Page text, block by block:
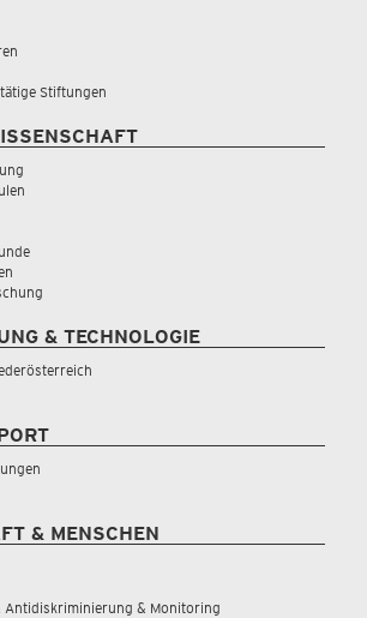
Stiftungen
& TECHNOLOGIE
& MENSCHEN
Antidiskriminierung & Monitoring